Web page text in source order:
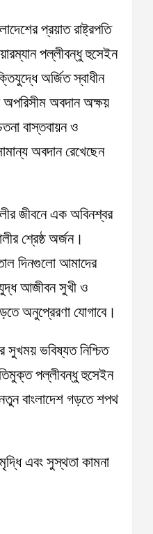
প্রয়াত রাষ্ট্রপতি
পল্লীবন্ধু হুসেইন
অর্জিত স্বাধীন
অপরিসীম অবদান অক্ষয়
বাস্তবায়ন ও
অবদান রেখেছেন
জীবনে এক অবিনশ্বর
শ্রেষ্ঠ অর্জন।
দিনগুলো আমাদের
আজীবন সুখী ও
অনুপ্রেরণা যোগাবে।
সুখময় ভবিষ্যত নিশ্চিত
পল্লীবন্ধু হুসেইন
বাংলাদেশ গড়তে শপথ
এবং সুস্থতা কামনা